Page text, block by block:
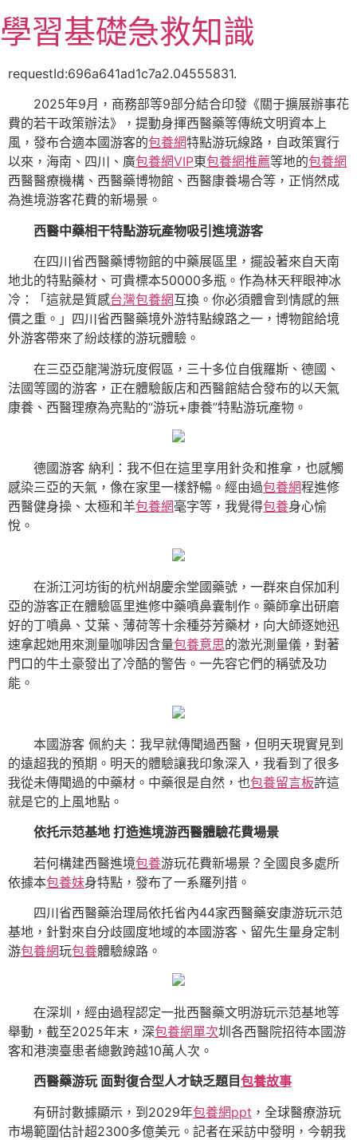
至
主
學習基礎急救知識
requestId:696a641ad1c7a2.04555831.
2025年9月，商務部等9部分結合印發《關于擴展辦事花
費的若干政策辦法》，提動身揮西醫藥等傳統文明資本上
風，發布合適本國游客的包養網特點游玩線路，自政策實行
以來，海南、四川、廣包養網VIP東包養網推薦等地的包養網
西醫醫療機構、西醫藥博物館、西醫康養場合等，正悄然成
為進境游客花費的新場景。
西醫中藥相干特點游玩產物吸引進境游客
在四川省西醫藥博物館的中藥展區里，擺設著來自天南
地北的特點藥材、可貴標本50000多瓶。作為林天秤眼神冰
冷：「這就是質感台灣包養網互換。你必須體會到情感的無
價之重。」四川省西醫藥境外游特點線路之一，博物館給境
外游客帶來了紛歧樣的游玩體驗。
在三亞亞龍灣游玩度假區，三十多位自俄羅斯、德國、
法國等國的游客，正在體驗飯店和西醫館結合發布的以天氣
康養、西醫理療為亮點的“游玩+康養”特點游玩產物。
德國游客 納利：我不但在這里享用針灸和推拿，也感觸
感染三亞的天氣，像在家里一樣舒暢。經由過包養網程進修
西醫健身操、太極和羊包養網毫字等，我覺得包養身心愉
悅。
在浙江河坊街的杭州胡慶余堂國藥號，一群來自保加利
亞的游客正在體驗區里進修中藥噴鼻囊制作。藥師拿出研磨
好的丁噴鼻、艾葉、薄荷等十余種芬芳藥材，向大師逐她迅
速拿起她用來測量咖啡因含量包養意思的激光測量儀，對著
門口的牛土豪發出了冷酷的警告。一先容它們的稱號及功
能。
本國游客 佩約夫：我早就傳聞過西醫，但明天現實見到
的遠超我的預期。明天的體驗讓我印象深入，我看到了很多
我從未傳聞過的中藥材。中藥很是自然，也包養留言板許這
就是它的上風地點。
依托示范基地 打造進境游西醫體驗花費場景
若何構建西醫進境包養游玩花費新場景？全國良多處所
依據本包養妹身特點，發布了一系羅列措。
四川省西醫藥治理局依托省內44家西醫藥安康游玩示范
基地，針對來自分歧國度地域的本國游客、留先生量身定制
游包養網玩包養體驗線路。
在深圳，經由過程認定一批西醫藥文明游玩示范基地等
舉動，截至2025年末，深包養網單次圳各西醫院招待本國游
客和港澳臺患者總數跨越10萬人次。
西醫藥游玩 面對復合型人才缺乏題目包養故事
有研討數據顯示，到2029年包養網ppt ，全球醫療游玩
市場範圍估計超2300多億美元。記者在采訪中發明，今朝我